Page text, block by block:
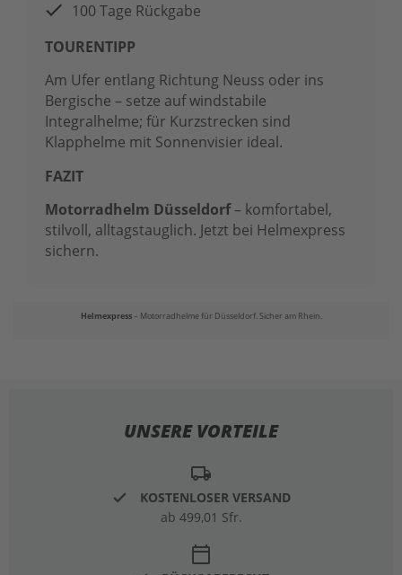
100 Tage Rückgabe
TOURENTIPP
Am Ufer entlang Richtung Neuss oder ins
Bergische – setze auf windstabile
Integralhelme; für Kurzstrecken sind
Klapphelme mit Sonnenvisier ideal.
FAZIT
Motorradhelm Düsseldorf– komfortabel,
stilvoll, alltagstauglich. Jetzt bei Helmexpress
sichern.
Helmexpress– Motorradhelme für Düsseldorf. Sicher am Rhein.
UNSERE VORTEILE
local_shipping
KOSTENLOSER VERSAND
ab 499,01 Sfr.
calendar_today